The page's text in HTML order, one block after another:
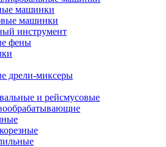
машинки
машинки
инструмент
фены
дрели-миксеры
и рейсмусовые